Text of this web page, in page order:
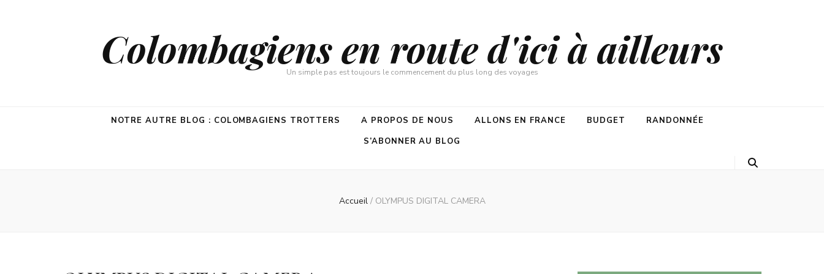
Colombagiens en route d'ici à ailleurs
Un simple pas est toujours le commencement du plus long des voyages
NOTRE AUTRE BLOG : COLOMBAGIENS TROTTERS A PROPOS DE NOUS ALLONS EN FRANCE BUDGET
RANDONNÉE
S’ABONNER AU BLOG
Accueil / OLYMPUS DIGITAL CAMERA